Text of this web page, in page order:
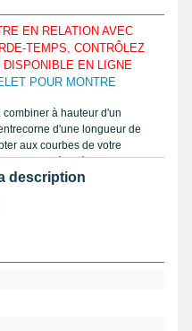
EN RELATION AVEC
TEMPS, CONTRÔLEZ
DISPONIBLE EN LIGNE
POUR MONTRE
combiner à hauteur d'un
d'une longueur de
aux courbes de votre
est réalisé avec du cuir
du bracelet à réparer,
ou un
7 ouvertures. C'est un
un vernis finition semi-
Plat, l'épaisseur du
lisse en détail
description